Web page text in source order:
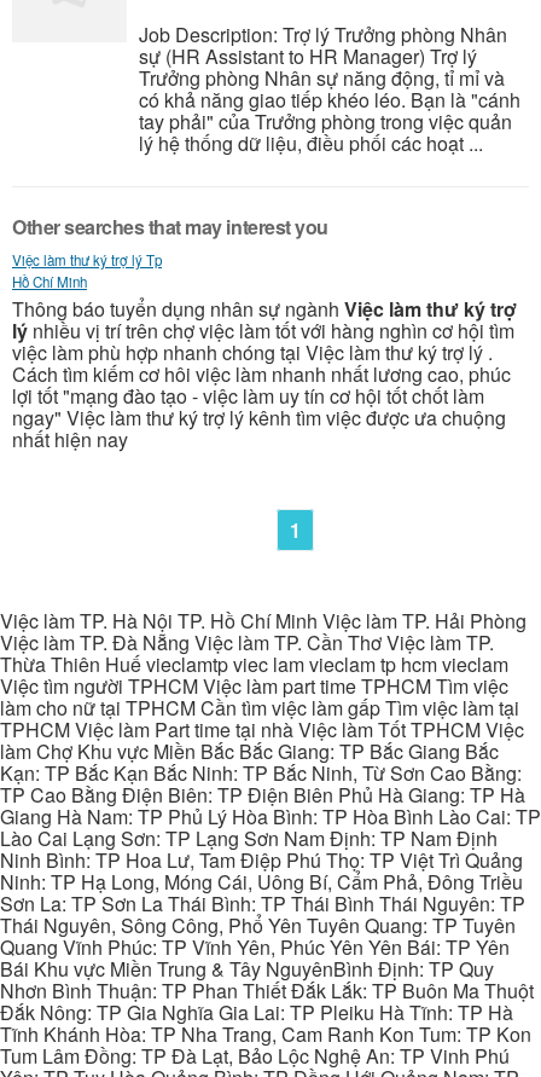
Job Description: Trợ lý Trưởng phòng Nhân
sự (HR Assistant to HR Manager) Trợ lý
Trưởng phòng Nhân sự năng động, tỉ mỉ và
có khả năng giao tiếp khéo léo. Bạn là "cánh
tay phải" của Trưởng phòng trong việc quản
lý hệ thống dữ liệu, điều phối các hoạt ...
Other searches that may interest you
Việc làm thư ký trợ lý Tp
Hồ Chí Minh
Thông báo tuyển dụng nhân sự ngành Việc làm thư ký trợ
lý nhiều vị trí trên chợ việc làm tốt với hàng nghìn cơ hội tìm
việc làm phù hợp nhanh chóng tại Việc làm thư ký trợ lý .
Cách tìm kiếm cơ hôi việc làm nhanh nhất lương cao, phúc
lợi tốt "mạng đào tạo - việc làm uy tín cơ hội tốt chốt làm
ngay" Việc làm thư ký trợ lý kênh tìm việc được ưa chuộng
nhất hiện nay
1
Việc làm TP. Hà Nội TP. Hồ Chí Minh Việc làm TP. Hải Phòng
Việc làm TP. Đà Nẵng Việc làm TP. Cần Thơ Việc làm TP.
Thừa Thiên Huế vieclamtp viec lam vieclam tp hcm vieclam
Việc tìm người TPHCM Việc làm part time TPHCM Tìm việc
làm cho nữ tại TPHCM Cần tìm việc làm gấp Tìm việc làm tại
TPHCM Việc làm Part time tại nhà Việc làm Tốt TPHCM Việc
làm Chợ Khu vực Miền Bắc Bắc Giang: TP Bắc Giang Bắc
Kạn: TP Bắc Kạn Bắc Ninh: TP Bắc Ninh, Từ Sơn Cao Bằng:
TP Cao Bằng Điện Biên: TP Điện Biên Phủ Hà Giang: TP Hà
Giang Hà Nam: TP Phủ Lý Hòa Bình: TP Hòa Bình Lào Cai: TP
Lào Cai Lạng Sơn: TP Lạng Sơn Nam Định: TP Nam Định
Ninh Bình: TP Hoa Lư, Tam Điệp Phú Thọ: TP Việt Trì Quảng
Ninh: TP Hạ Long, Móng Cái, Uông Bí, Cẩm Phả, Đông Triều
Sơn La: TP Sơn La Thái Bình: TP Thái Bình Thái Nguyên: TP
Thái Nguyên, Sông Công, Phổ Yên Tuyên Quang: TP Tuyên
Quang Vĩnh Phúc: TP Vĩnh Yên, Phúc Yên Yên Bái: TP Yên
Bái Khu vực Miền Trung & Tây NguyênBình Định: TP Quy
Nhơn Bình Thuận: TP Phan Thiết Đắk Lắk: TP Buôn Ma Thuột
Đắk Nông: TP Gia Nghĩa Gia Lai: TP Pleiku Hà Tĩnh: TP Hà
Tĩnh Khánh Hòa: TP Nha Trang, Cam Ranh Kon Tum: TP Kon
Tum Lâm Đồng: TP Đà Lạt, Bảo Lộc Nghệ An: TP Vinh Phú